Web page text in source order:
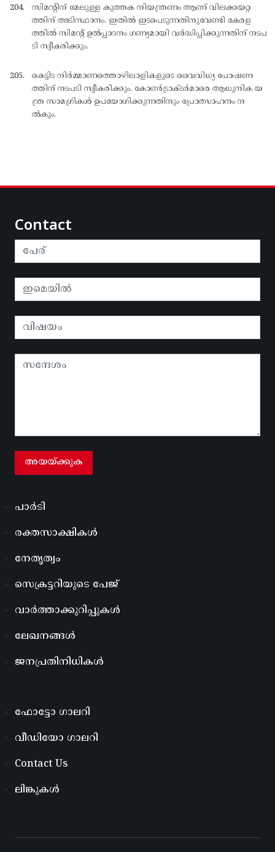
സിമന്റിന് മേലുള്ള കുത്തക നിയന്ത്രണം ആണ് വിലക്കയറ്റ
ത്തിന് അടിസ്ഥാനം. ഇതില്‍ ഇടപെടുന്നതിനുവേണ്ടി കേരള
ത്തില്‍ സിമന്റ് ഉല്‍പ്പാദനം ഗണ്യമായി വര്‍ദ്ധിപ്പിക്കുന്നതിന് നടപ
ടി സ്വീകരിക്കും.
കെട്ടിട നിര്‍മ്മാണത്തൊഴിലാളികളുടെ വൈവിധ്യ പോഷണ
ത്തിന് നടപടി സ്വീകരിക്കും. കോണ്‍ട്രാക്ടര്‍മാരെ ആധുനിക യ
ന്ത്ര സാമഗ്രികള്‍ ഉപയോഗിക്കുന്നതിനും പ്രോത്സാഹനം ന
ല്‍കും.
Contact
പാർടി
രക്തസാക്ഷികൾ
നേതൃത്വം
സെക്രട്ടറിയുടെ പേജ്
വാർത്താക്കുറിപ്പുകൾ
ലേഖനങ്ങൾ
ജനപ്രതിനിധികൾ
ഫോട്ടോ ഗാലറി
വീഡിയോ ഗാലറി
Contact Us
ലിങ്കുകൾ